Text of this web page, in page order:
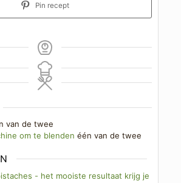
Pin recept
van de twee
om te blenden één van de twee
- het mooiste resultaat krijg je